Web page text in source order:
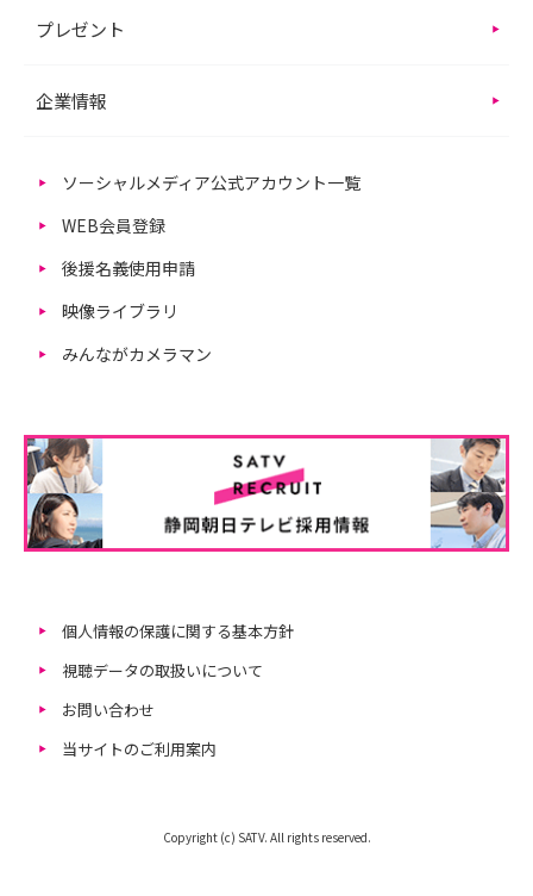
プレゼント
企業情報
ソーシャルメディア公式アカウント一覧
WEB会員登録
後援名義使用申請
映像ライブラリ
みんながカメラマン
個人情報の保護に関する基本方針
視聴データの取扱いについて
お問い合わせ
当サイトのご利用案内
Copyright (c) SATV. All rights reserved.